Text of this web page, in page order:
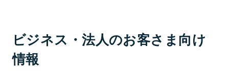
ビジネス・法人のお客さま向け
情報